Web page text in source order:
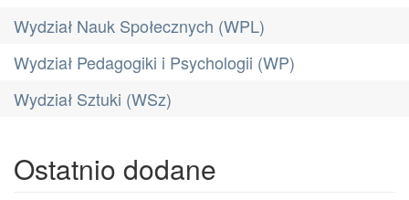
Wydział Nauk Społecznych (WPL)
Wydział Pedagogiki i Psychologii (WP)
Wydział Sztuki (WSz)
Ostatnio dodane